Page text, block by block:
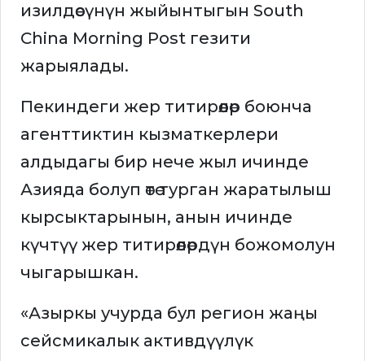
изилдөөсүнүн жыйынтыгын South
China Morning Post гезити
жарыялады.
Пекиндеги жер титирөөлөр боюнча
агенттиктин кызматкерлери
алдыдагы бир нече жыл ичинде
Азияда болуп өтө турган жаратылыш
кырсыктарынын, анын ичинде
күчтүү жер титирөөлөрдүн божомолун
чыгарышкан.
«Азыркы учурда бул регион жаңы
сейсмикалык активдүүлүк